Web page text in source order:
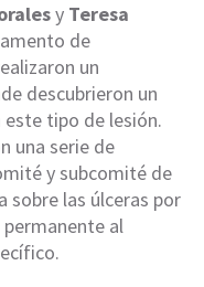
y Teresa
de
un
descubrieron un
tipo de lesión.
una serie de
y subcomité de
sobre las úlceras por
al